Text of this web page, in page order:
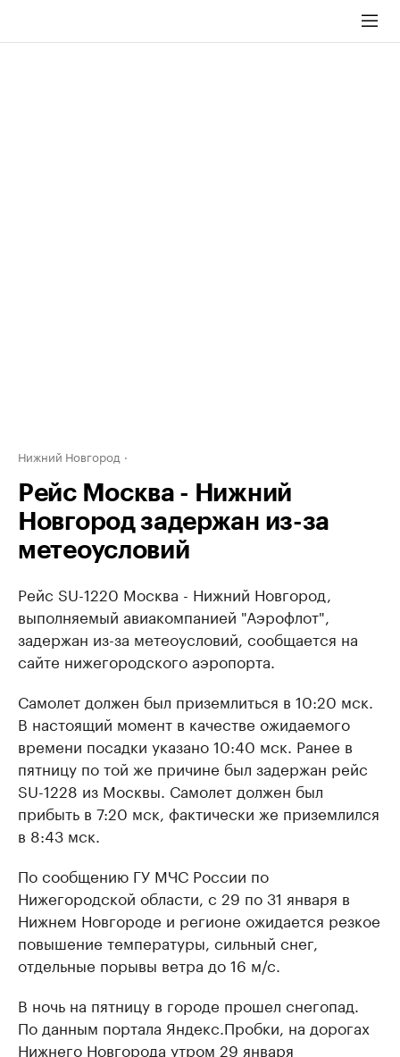
Нижний Новгород
Рейс Москва - Нижний
Новгород задержан из-за
метеоусловий
Рейс SU-1220 Москва - Нижний Новгород,
выполняемый авиакомпанией "Аэрофлот",
задержан из-за метеоусловий, сообщается на
сайте нижегородского аэропорта.
Самолет должен был приземлиться в 10:20 мск.
В настоящий момент в качестве ожидаемого
времени посадки указано 10:40 мск. Ранее в
пятницу по той же причине был задержан рейс
SU-1228 из Москвы. Самолет должен был
прибыть в 7:20 мск, фактически же приземлился
в 8:43 мск.
По сообщению ГУ МЧС России по
Нижегородской области, с 29 по 31 января в
Нижнем Новгороде и регионе ожидается резкое
повышение температуры, сильный снег,
отдельные порывы ветра до 16 м/с.
В ночь на пятницу в городе прошел снегопад.
По данным портала Яндекс.Пробки, на дорогах
Нижнего Новгорода утром 29 января